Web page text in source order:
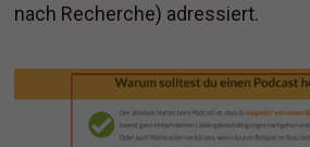
nach Recherche) adressiert.